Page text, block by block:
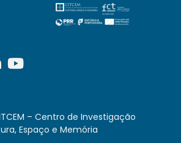
– Centro de Investigação
Espaço e Memória